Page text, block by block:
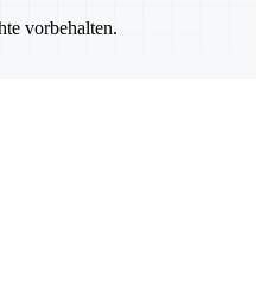
vorbehalten.